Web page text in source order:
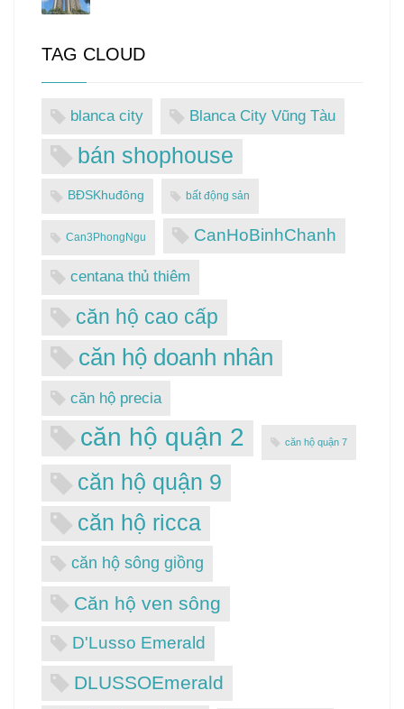
TAG CLOUD
blanca city Blanca City Vũng Tàu
bán shophouse
BĐSKhuđông bất động sản
Can3PhongNgu CanHoBinhChanh
centana thủ thiêm
căn hộ cao cấp
căn hộ doanh nhân
căn hộ precia
căn hộ quận 2 căn hộ quận 7
căn hộ quận 9
căn hộ ricca
căn hộ sông giồng
Căn hộ ven sông
D'Lusso Emerald
DLUSSOEmerald